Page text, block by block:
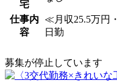
宅
仕事内
容
≪月収25.5万円
日勤
募集が停止しています